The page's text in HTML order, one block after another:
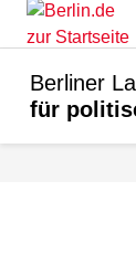
Berliner
für